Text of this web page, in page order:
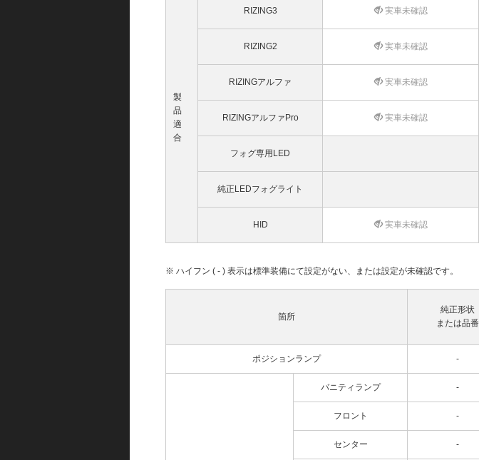
製
品
適
合
RIZING3 実車未確認
RIZING2 実車未確認
RIZINGアルファ 実車未確認
RIZINGアルファPro 実車未確認
フォグ専用LED
純正LEDフォグライト
HID 実車未確認
※ ハイフン ( - ) 表示は標準装備にて設定がない、または設定が未確認です。
箇所
純正形状
または品番
ポジションランプ -
バニティランプ -
フロント -
センター -